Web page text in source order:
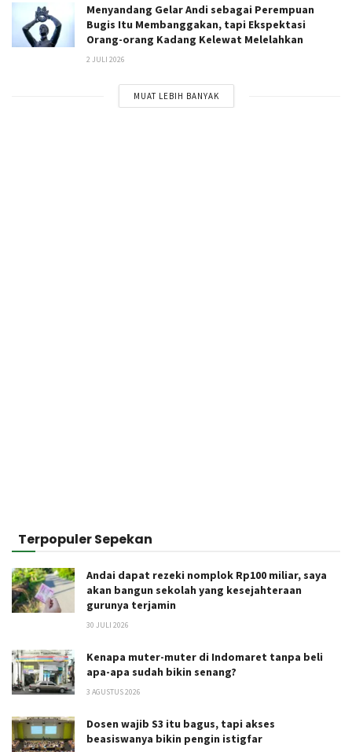
Menyandang Gelar Andi sebagai Perempuan
Bugis Itu Membanggakan, tapi Ekspektasi
Orang-orang Kadang Kelewat Melelahkan
2 JULI 2026
MUAT LEBIH BANYAK
Terpopuler Sepekan
Andai dapat rezeki nomplok Rp100 miliar, saya
akan bangun sekolah yang kesejahteraan
gurunya terjamin
30 JULI 2026
Kenapa muter-muter di Indomaret tanpa beli
apa-apa sudah bikin senang?
3 AGUSTUS 2026
Dosen wajib S3 itu bagus, tapi akses
beasiswanya bikin pengin istigfar